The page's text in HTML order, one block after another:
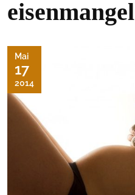
eisenmangel
Mai
17
2014